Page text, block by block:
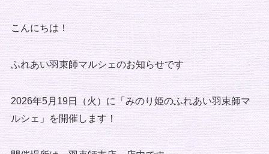
こんにちは！
ふれあい羽束師マルシェのお知らせです
2026年5月19日（火）に「みのり姫のふれあい羽束師マ
ルシェ」を開催します！